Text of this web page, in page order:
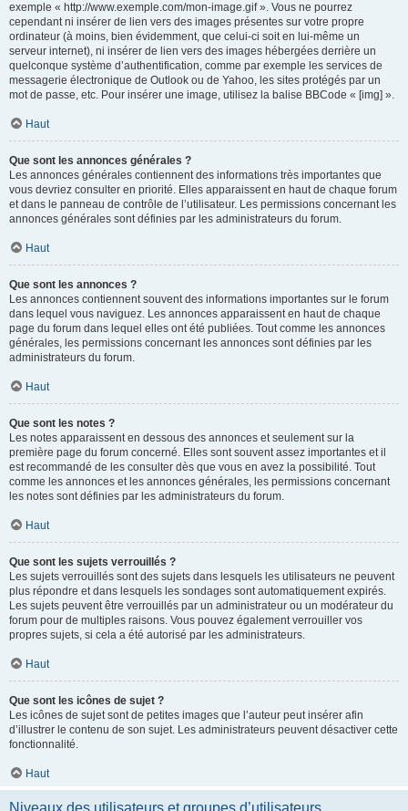
exemple « http://www.exemple.com/mon-image.gif ». Vous ne pourrez
cependant ni insérer de lien vers des images présentes sur votre propre
ordinateur (à moins, bien évidemment, que celui-ci soit en lui-même un
serveur internet), ni insérer de lien vers des images hébergées derrière un
quelconque système d’authentification, comme par exemple les services de
messagerie électronique de Outlook ou de Yahoo, les sites protégés par un
mot de passe, etc. Pour insérer une image, utilisez la balise BBCode « [img] ».
Haut
Que sont les annonces générales ?
Les annonces générales contiennent des informations très importantes que
vous devriez consulter en priorité. Elles apparaissent en haut de chaque forum
et dans le panneau de contrôle de l’utilisateur. Les permissions concernant les
annonces générales sont définies par les administrateurs du forum.
Haut
Que sont les annonces ?
Les annonces contiennent souvent des informations importantes sur le forum
dans lequel vous naviguez. Les annonces apparaissent en haut de chaque
page du forum dans lequel elles ont été publiées. Tout comme les annonces
générales, les permissions concernant les annonces sont définies par les
administrateurs du forum.
Haut
Que sont les notes ?
Les notes apparaissent en dessous des annonces et seulement sur la
première page du forum concerné. Elles sont souvent assez importantes et il
est recommandé de les consulter dès que vous en avez la possibilité. Tout
comme les annonces et les annonces générales, les permissions concernant
les notes sont définies par les administrateurs du forum.
Haut
Que sont les sujets verrouillés ?
Les sujets verrouillés sont des sujets dans lesquels les utilisateurs ne peuvent
plus répondre et dans lesquels les sondages sont automatiquement expirés.
Les sujets peuvent être verrouillés par un administrateur ou un modérateur du
forum pour de multiples raisons. Vous pouvez également verrouiller vos
propres sujets, si cela a été autorisé par les administrateurs.
Haut
Que sont les icônes de sujet ?
Les icônes de sujet sont de petites images que l’auteur peut insérer afin
d’illustrer le contenu de son sujet. Les administrateurs peuvent désactiver cette
fonctionnalité.
Haut
Niveaux des utilisateurs et groupes d’utilisateurs